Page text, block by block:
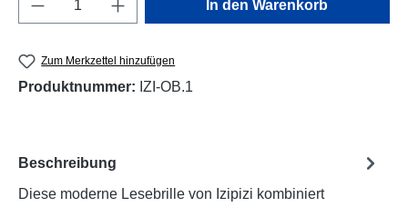
In den Warenkorb
Zum Merkzettel hinzufügen
Produktnummer: IZI-OB.1
Beschreibung
Diese moderne Lesebrille von Izipizi kombiniert